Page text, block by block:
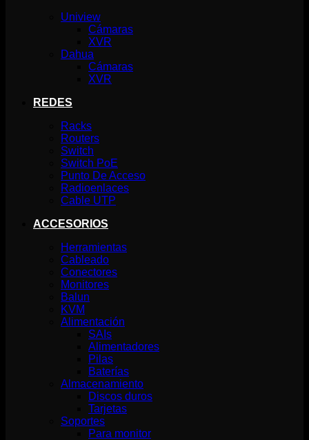
Uniview
Cámaras
XVR
Dahua
Cámaras
XVR
REDES
Racks
Routers
Switch
Switch PoE
Punto De Acceso
Radioenlaces
Cable UTP
ACCESORIOS
Herramientas
Cableado
Conectores
Monitores
Balun
KVM
Alimentación
SAIs
Alimentadores
Pilas
Baterías
Almacenamiento
Discos duros
Tarjetas
Soportes
Para monitor